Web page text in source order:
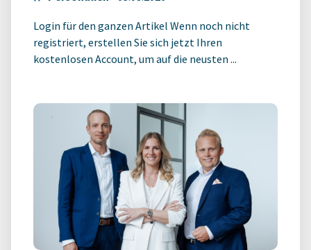
Login für den ganzen Artikel Wenn noch nicht
registriert, erstellen Sie sich jetzt Ihren
kostenlosen Account, um auf die neusten ...